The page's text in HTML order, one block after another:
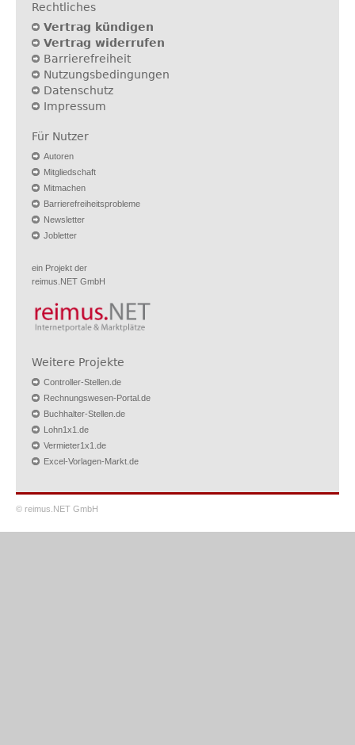
Rechtliches
Vertrag kündigen
Vertrag widerrufen
Barrierefreiheit
Nutzungsbedingungen
Datenschutz
Impressum
Für Nutzer
Autoren
Mitgliedschaft
Mitmachen
Barrierefreiheitsprobleme
Newsletter
Jobletter
ein Projekt der
reimus.NET GmbH
Weitere Projekte
Controller-Stellen.de
Rechnungswesen-Portal.de
Buchhalter-Stellen.de
Lohn1x1.de
Vermieter1x1.de
Excel-Vorlagen-Markt.de
© reimus.NET GmbH